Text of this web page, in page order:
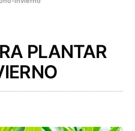
PLANTAR